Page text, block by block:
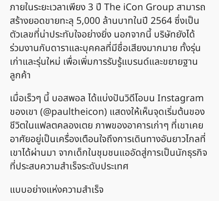
ภายในระยะเวลาเพียง 3 ปี The iCon Group สามารถ
สร้างยอดขายทะลุ 5,000 ล้านบาทในปี 2564 ซึ่งเป็น
ตัวเลขที่น่าประทับใจอย่างยิ่ง นอกจากนี้ บริษัทยังได้
ร่วมงานกับดาราและบุคคลที่มีชื่อเสียงมากมาย ทั้งรุ่น
เก่าและรุ่นใหม่ เพื่อเพิ่มการรับรู้แบรนด์และขยายฐาน
ลูกค้า
เมื่อเร็วๆ นี้ บอสพอล ได้แบ่งปันวิดีโอบน Instagram
ของเขา (@paultheicon) แสดงให้เห็นจุดเริ่มต้นของ
ชีวิตในแฟลตคลองเตย ภาพของอาคารเก่าๆ ที่เขาเคย
อาศัยอยู่เป็นเครื่องเตือนใจถึงการเดินทางอันยาวไกลที่
เขาได้ผ่านมา จากเด็กในชุมชนแออัดสู่การเป็นนักธุรกิจ
ที่ประสบความสำเร็จระดับประเทศ
แบบอย่างแห่งความสำเร็จ